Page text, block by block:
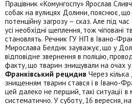
Працівник «Комунгоспу» Ярослав
собак на вулицях Долини, пояснює,
потенційну загрозу – сказ. Але під час
усі необхідні щеплення, тож чіповані
становлять. Речник ГУ НП в Івано-
Мирослава Белдик зауважує, що у
відповідне звернення в поліцію,
факту, що тварин знищували на очах у
Франківський рецидив Через кілька
знищенням тварин стався і в Івано-
цей далеко не перший, такі ситуації в
систематично. У суботу, 16 вересня,